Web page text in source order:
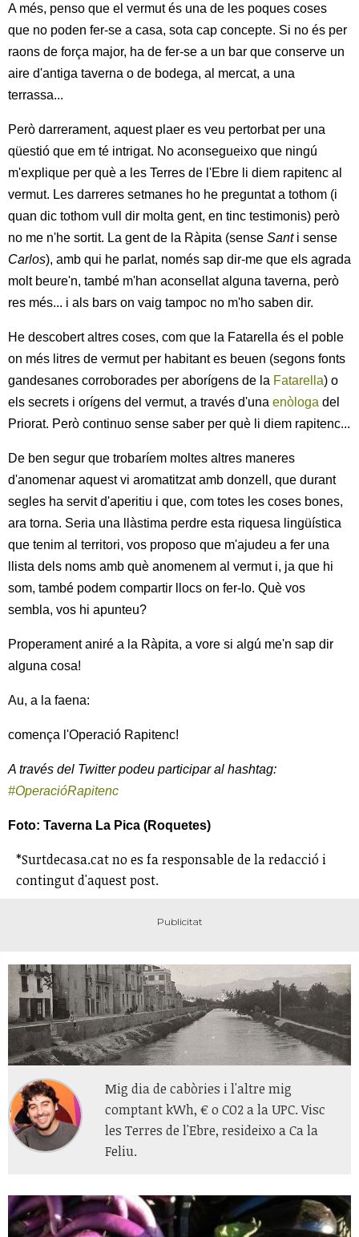
A més, penso que el vermut és una de les poques coses
que no poden fer-se a casa, sota cap concepte. Si no és per
raons de força major, ha de fer-se a un bar que conserve un
aire d'antiga taverna o de bodega, al mercat, a una
terrassa...
Però darrerament, aquest plaer es veu pertorbat per una
qüestió que em té intrigat. No aconsegueixo que ningú
m'explique per què a les Terres de l'Ebre li diem rapitenc al
vermut. Les darreres setmanes ho he preguntat a tothom (i
quan dic tothom vull dir molta gent, en tinc testimonis) però
no me n'he sortit. La gent de la Ràpita (sense Santi sense
Carlos), amb qui he parlat, només sap dir-me que els agrada
molt beure'n, també m'han aconsellat alguna taverna, però
res més... i als bars on vaig tampoc no m'ho saben dir.
He descobert altres coses, com que la Fatarella és el poble
on més litres de vermut per habitant es beuen (segons fonts
gandesanes corroborades per aborígens de la Fatarella) o
els secrets i orígens del vermut, a través d'una enòloga del
Priorat. Però continuo sense saber per què li diem rapitenc...
De ben segur que trobaríem moltes altres maneres
d'anomenar aquest vi aromatitzat amb donzell, que durant
segles ha servit d'aperitiu i que, com totes les coses bones,
ara torna. Seria una llàstima perdre esta riquesa lingüística
que tenim al territori, vos proposo que m'ajudeu a fer una
llista dels noms amb què anomenem al vermut i, ja que hi
som, també podem compartir llocs on fer-lo. Què vos
sembla, vos hi apunteu?
Properament aniré a la Ràpita, a vore si algú me'n sap dir
alguna cosa!
Au, a la faena:
comença l'Operació Rapitenc!
A través del Twitter podeu participar al hashtag:
#OperacióRapitenc
Foto: Taverna La Pica (Roquetes)
*Surtdecasa.cat no es fa responsable de la redacció i
contingut d'aquest post.
Mig dia de cabòries i l'altre mig
comptant kWh, € o CO2 a la UPC. Visc
les Terres de l'Ebre, resideixo a Ca la
Feliu.